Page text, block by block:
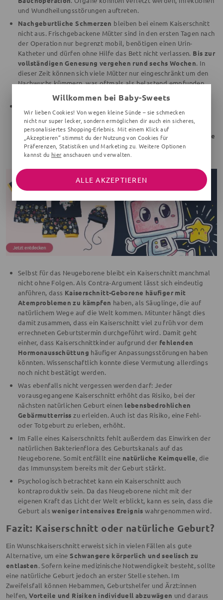
und Wundheilungsstörungen auftreten.
Nachgeburtliche Schmerzen bleiben bei einem Kaiserschnitt
nicht aus. Frischgebackene Mütter sind in den ersten Tagen nach
der Operation nur begrenzt mobil, benötigen einen Urin-
Katheter und dürfen ohne Hilfe das Bett nicht verlassen. Bis zur
vollständigen Genesung vergehen rund sechs Wochen. In
dieser Zeit können sich viele Mütter nur eingeschränkt um den
Nachwuchs kümmern, was oftmals als belastend empfunden
Krankenhaus. Natürlich Gebärende dürfen nach einer
komplikationslosen Geburt nach rund drei Tagen wieder nach
Hause. Frauen, die per Kaiserschnitt gebären, müssen
rund eine
Woche in der Klinikbleiben.
Selbst für das Neugeborene bleibt ein Kaiserschnitt manchmal
nicht ohne Folgen. Als Contra-Argument lässt sich eindeutig
anführen, dass Kaiserschnitt-Geborene häufiger mit
Atemproblemen zu kämpfen haben, als Säuglinge, die auf
natürlichem Wege auf die Welt kommen. Mitunter hängt dies
damit zusammen, dass ein Kaiserschnitt viel zu früh vor dem
errechneten Geburtstermin durchgeführt wird. Damit geht
einher, dass Kaiserschnittkinder aufgrund der fehlenden
Hormonausschüttung häufiger Anpassungsstörungen haben
könnten. Wissenschaftlich konnte diese Vermutung allerdings
noch nicht bestätigt werden.
Was ebenfalls nicht vergessen werden darf: Jeder
vorausgegangene Kaiserschnitt erhöht das Risiko, bei der
nächsten natürlichen Geburt einen lebensbedrohlichen
Gebärmutterriss zu erleiden. Auch ist das Risiko, eine Fehl-
oder Totgeburt zu erleben, erhöht.
Im Falle eines Kaiserschnitts fehlt außerdem das Einwirken der
natürlichen Bakterienflora des Geburtskanals auf das
Neugeborene. Somit entfällt eine natürliche Keimquelle, die
das Immunsystem bereits mit der Geburt stärkt.
Psychologisch betrachtet kann ein Kaiserschnitt auch
kontraproduktiv sein. Da das Neugeborene nicht mit der
eigenen Kraft das Licht der Welt erblickt, kann es sein, dass die
Geburt alsweniger intensives Ereignis wahrgenommen wird.
Fazit: Kaiserschnitt oder natürliche Geburt?
Ein Wunschkaiserschnitt erweist sich in vielen Fällen als gute
Alternative, um eineSchwangere körperlich und seelisch zu
entlasten. Sofern keine medizinische Notwendigkeit besteht, sollte
eine natürliche Geburt jedoch an erster Stelle stehen. Im
Zweifelsfall können Hebammen, Geburtshelfer und Ärzt:innen
helfen,Vorteile und Risiken individuell abzuwägen und daraus
Willkommen bei Baby-Sweets
Wir lieben Cookies! Von wegen kleine Sünde – sie schmecken
nicht nur super lecker, sondern ermöglichen dir auch ein sicheres,
personalisiertes Shopping-Erlebnis. Mit einem Klick auf
„Akzeptieren“ stimmst du der Nutzung von Cookies für
Präferenzen, Statistiken und Marketing zu. Weitere Optionen
kannst du hier anschauen und verwalten.
ALLE AKZEPTIEREN